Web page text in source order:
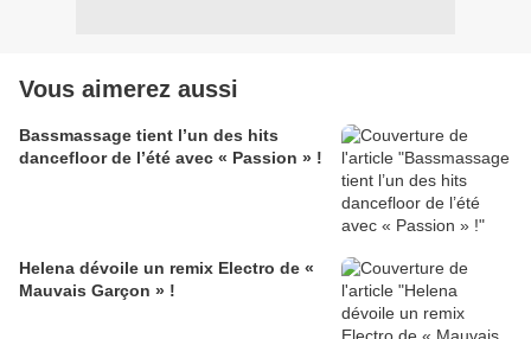
Vous aimerez aussi
Bassmassage tient l’un des hits
dancefloor de l’été avec « Passion » !
Helena dévoile un remix Electro de «
Mauvais Garçon » !